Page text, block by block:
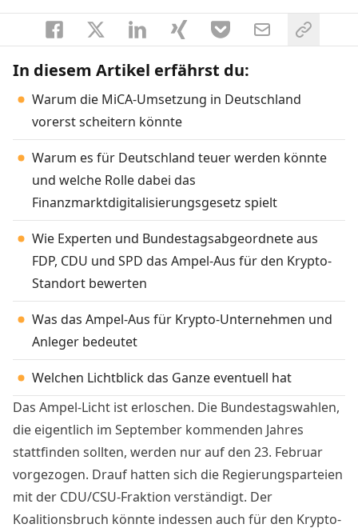
In diesem Artikel erfährst du:
Warum die MiCA-Umsetzung in Deutschland
vorerst scheitern könnte
Warum es für Deutschland teuer werden könnte
und welche Rolle dabei das
Finanzmarktdigitalisierungsgesetz spielt
Wie Experten und Bundestagsabgeordnete aus
FDP, CDU und SPD das Ampel-Aus für den Krypto-
Standort bewerten
Was das Ampel-Aus für Krypto-Unternehmen und
Anleger bedeutet
Welchen Lichtblick das Ganze eventuell hat
Das Ampel-Licht ist erloschen. Die Bundestagswahlen,
die eigentlich im September kommenden Jahres
stattfinden sollten, werden nur auf den 23. Februar
vorgezogen. Drauf hatten sich die Regierungsparteien
mit der CDU/CSU-Fraktion verständigt. Der
Koalitionsbruch könnte indessen auch für den Krypto-